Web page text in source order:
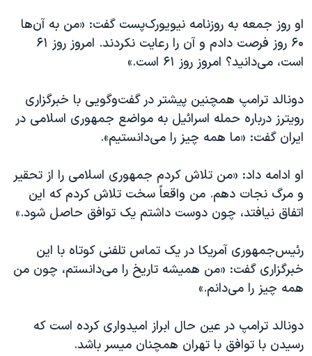
او روز جمعه به روزنامه نیویورک‌پست گفت: «من به آن‌ها
۶۰ روز فرصت دادم و آن را رعایت نکردند. امروز روز ۶۱
است، می‌دانید؟ امروز روز ۶۱ است.»
دونالد ترامپ همچنین پیشتر در گفت‌وگویی با خبرگزاری
رویترز درباره حمله اسرائیل به مواضع جمهوری اسلامی در
ایران گفت: «ما همه چیز را می‌دانستیم».
او ادامه داد: «من تلاش کردم جمهوری اسلامی را از تحقیر
و مرگ نجات دهم. من واقعاً سخت تلاش کردم که این
اتفاق نیافتد، چون دوست داشتم یک توافق حاصل شود.»
رئیس‌جمهوری آمریکا در یک تماس تلفنی کوتاه با این
خبرگزاری گفت: «من همیشه تاریخ را می‌دانستم، چون من
همه چیز را می‌دانم.»
دونالد ترامپ در عین حال ابراز امیدواری کرده است که
رسیدن با توافق با تهران همچنان میسر باشد.